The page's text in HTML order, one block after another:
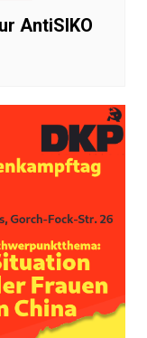
AntiSIKO